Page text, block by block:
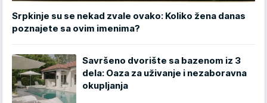
Srpkinje su se nekad zvale ovako: Koliko žena danas
poznajete sa ovim imenima?
Savršeno dvorište sa bazenom iz 3
dela: Oaza za uživanje i nezaboravna
okupljanja